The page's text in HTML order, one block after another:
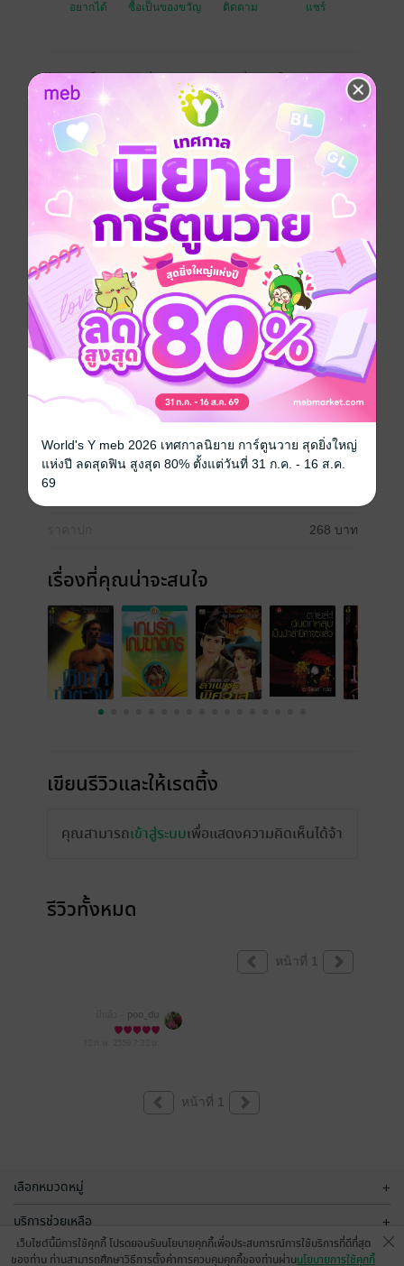
อยากได้ ซื้อเป็นของขวัญ ติดตาม แชร์
ไคร่า มิน็อช คือผู้เชี่ยวชาญด้านการสื่อสารในภารกิจ
ทดสอบการตั้งถิ่นฐานบนจาร์เวด ไนน์ ฮิวจ์ จาก็อต คือ
หัวหน้าหน่วยที่ได้รับมอบหมายให้ไปช่วยหญิงสาวเมื่อ
สมาชิกคนอื่นๆ ในทีมของเธอเสียชีวิตลงอย่างลึกลับ เมื่อ
ติดอยู่ในดวงดาวอันเป็นที่พักอาศัยของปิศาจร้ายเกินกว่า
จะจินตนาการได้ ทั้งสองจึงต้องพึ่งพาเชื่อมันในกันและกัน
เท่านั้น นครร้างไร้ผู้คนคือกุญแจสำคัญที่จะนำไปสู่ความ
อยู่รอด ทว่าสิ่งที่ทั้งสองพบหลังกำแพงโบราณนั้นสั้นคลอน
ทุกความเชื่อ คุกคามทุกสิ่งที่ทั้งสองรักและท้าทายทุกสายใย
ผูกพันที่มีต่อกัน เพื่อความสำเร็จเธอกับเขาต้องละทิ้งความ
สงสัยและฟังเฉพาะสิ่งที่หัวใจร่ำร้องเมื่อผสานใจกายเป็น
หนึ่ง...เมื่อตระหนักว่ารักคืออาวุธสำคัญแล้วเท่านั้น...ทั้ง
สองจึงจะโค่นล้มพลังแห่งปิศาจที่หมายจะทำลายล้างทุก
ชีวิตลงได้
หนังสือแปล
pdf, epub
วันที่วางขาย 11 กุมภาพันธ์ 2559
268 บาท
เรื่องที่คุณน่าจะสนใจ
เขียนรีวิวและให้เรตติ้ง
คุณสามารถเข้าสู่ระบบเพื่อแสดงความคิดเห็นได้จ้า
รีวิวทั้งหมด
หน้าที่ 1
poo_du
หน้าที่ 1
เลือกหมวดหมู่ +
บริการช่วยเหลือ +
เกี่ยวกับเรา
เว็บไซต์นี้มีการใช้คุกกี้ โปรดยอมรับนโยบายคุกกี้เพื่อประสบการณ์การใช้บริการที่ดีที่สุด
ของท่าน ท่านสามารถศึกษาวิธีการตั้งค่าการควบคุมคุกกี้ของท่านผ่านนโยบายการใช้คุกกี้
World's Y meb 2026 เทศกาลนิยาย การ์ตูนวาย สุดยิ่งใหญ่
แห่งปี ลดสุดฟิน สูงสุด 80% ตั้งแต่วันที่ 31 ก.ค. - 16 ส.ค.
69